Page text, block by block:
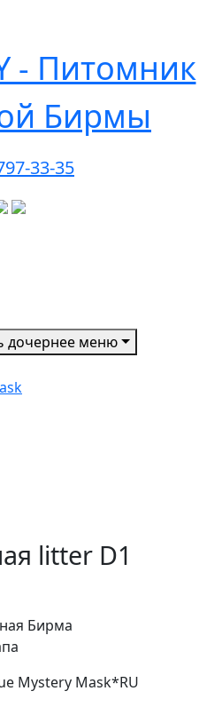
- Питомник
Бирмы
33-35
дочернее меню
litter D1
Mystery Mask*RU